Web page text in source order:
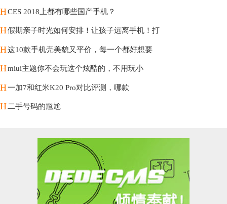
HCES 2018上都有哪些国产手机？
H假期亲子时光如何安排！让孩子远离手机！打
H这10款手机壳美貌又平价，每一个都好想要
Hmiui主题你不会玩这个炫酷的，不用玩小
H一加7和红米K20 Pro对比评测，哪款
H 二手号码的尴尬